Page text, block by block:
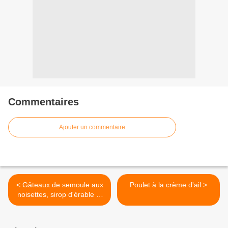
Commentaires
Ajouter un commentaire
< Gâteaux de semoule aux
noisettes, sirop d'érable et
cannelle
Poulet à la crème d'ail >